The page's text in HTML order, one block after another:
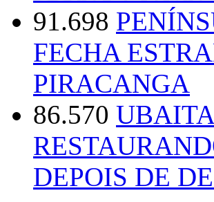
91.698
FECHA
PIRACANGA
86.570
DEPOIS DE